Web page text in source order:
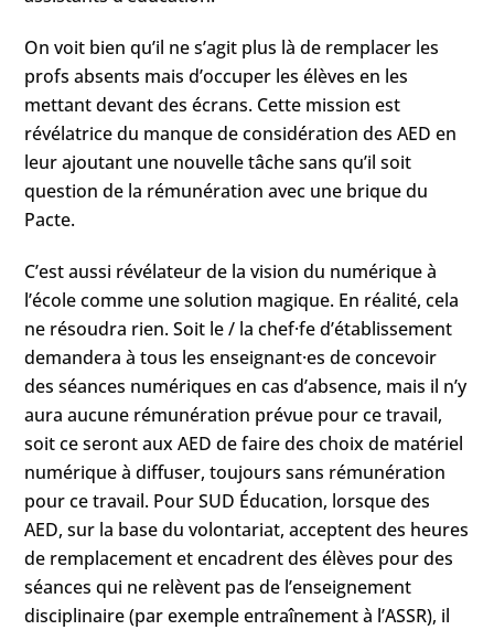
On voit bien qu’il ne s’agit plus là de remplacer les
profs absents mais d’occuper les élèves en les
mettant devant des écrans. Cette mission est
révélatrice du manque de considération des AED en
leur ajoutant une nouvelle tâche sans qu’il soit
question de la rémunération avec une brique du
Pacte.
C’est aussi révélateur de la vision du numérique à
l’école comme une solution magique. En réalité, cela
ne résoudra rien. Soit le / la chef·fe d’établissement
demandera à tous les enseignant·es de concevoir
des séances numériques en cas d’absence, mais il n’y
aura aucune rémunération prévue pour ce travail,
soit ce seront aux AED de faire des choix de matériel
numérique à diffuser, toujours sans rémunération
pour ce travail. Pour SUD Éducation, lorsque des
AED, sur la base du volontariat, acceptent des heures
de remplacement et encadrent des élèves pour des
séances qui ne relèvent pas de l’enseignement
disciplinaire (par exemple entraînement à l’ASSR), il